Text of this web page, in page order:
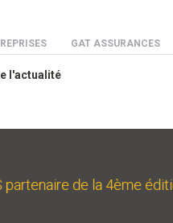
GAT ASSURANCES
l'actualité
partenaire de la 4ème